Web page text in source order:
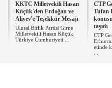
KKTC Milletvekili Hasan
Küçük'den Erdoğan ve
Aliyev'e Teşekkür Mesajı
Ulusal Birlik Partisi Girne
Milletvekili Hasan Küçük,
Türkiye Cumhuriyeti ...
CTP
Tufan
taşıdı
CTP
etinde